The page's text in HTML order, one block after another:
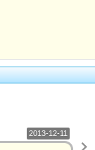
2013-12-11